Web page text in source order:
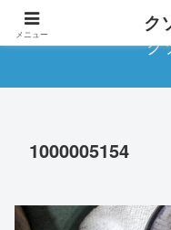
ク
1000005154
メニュー ク